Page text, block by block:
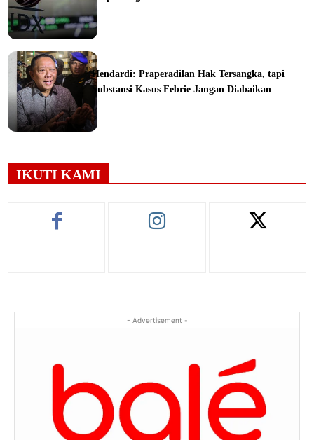
Hendardi: Praperadilan Hak Tersangka, tapi
Substansi Kasus Febrie Jangan Diabaikan
IKUTI KAMI
- Advertisement -